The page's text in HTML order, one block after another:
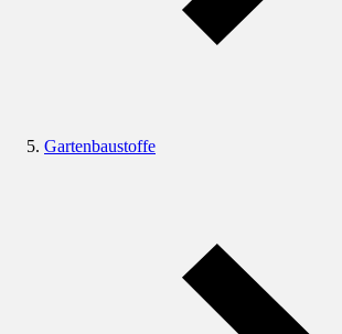
Gartenbaustoffe